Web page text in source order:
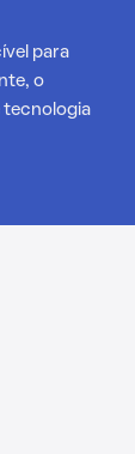
para
o
tecnologia